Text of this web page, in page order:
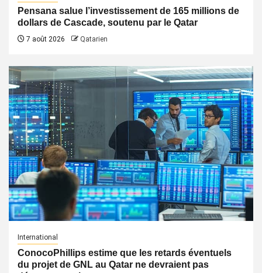
Pensana salue l’investissement de 165 millions de
dollars de Cascade, soutenu par le Qatar
7 août 2026 Qatarien
International
ConocoPhillips estime que les retards éventuels
du projet de GNL au Qatar ne devraient pas